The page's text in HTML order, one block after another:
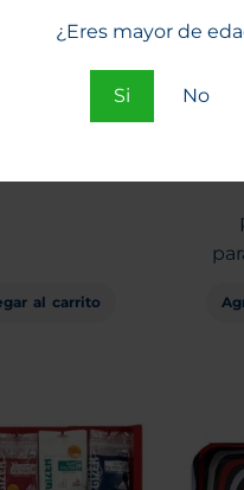
¿Eres mayor de
Si No
al carrito